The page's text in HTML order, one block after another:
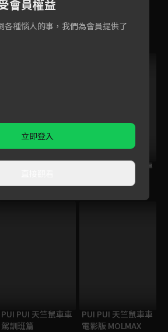
禮物
PUI PUI 天竺鼠車車
PUI PUI 天竺鼠車車
駕訓班篇
PUI PUI 天竺鼠車車
電影版 MOLMAX
會員權益
各種惱人的事，我們為會員提供了
立即登入